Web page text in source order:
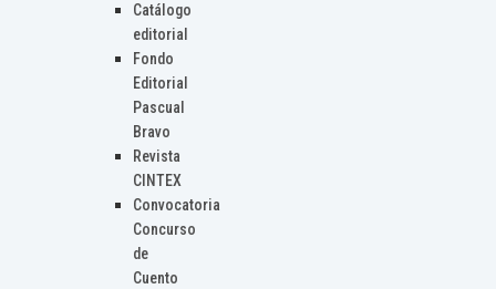
Catálogo
editorial
Fondo
Editorial
Pascual
Bravo
Revista
CINTEX
Convocatoria
Concurso
de
Cuento